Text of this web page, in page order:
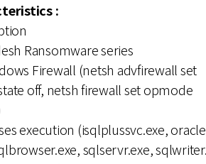
:
Ransomware series
Firewall (netsh advfirewall set
off, netsh firewall set opmode
execution (isqlplussvc.exe,
sqlservr.exe,